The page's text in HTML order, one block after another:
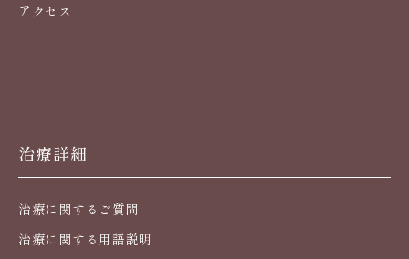
アクセス
治療詳細
治療に関するご質問
治療に関する用語説明